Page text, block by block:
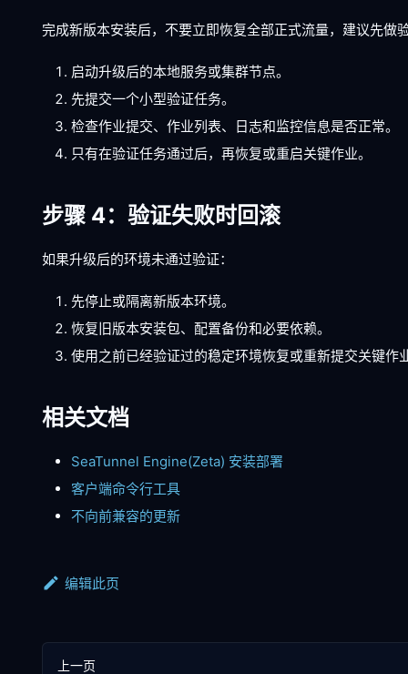
完成新版本安装后，不要立即恢复全部正式流量，建议先做
启动升级后的本地服务或集群节点。
先提交一个小型验证任务。
检查作业提交、作业列表、日志和监控信息是否正常。
只有在验证任务通过后，再恢复或重启关键作业。
步骤 4：验证失败时回滚
如果升级后的环境未通过验证：
先停止或隔离新版本环境。
恢复旧版本安装包、配置备份和必要依赖。
使用之前已经验证过的稳定环境恢复或重新提交关键作
相关文档
SeaTunnel Engine(Zeta) 安装部署
客户端命令行工具
不向前兼容的更新
编辑此页
上一页